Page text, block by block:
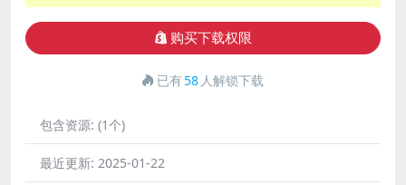
购买下载权限
已有58 人解锁下载
包含资源: (1个)
最近更新: 2025-01-22